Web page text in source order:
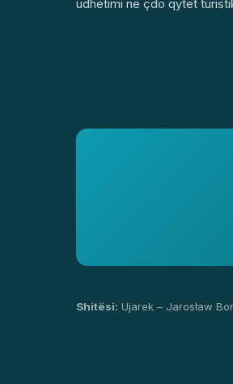
udhëtimi në çdo qytet
Shitësi: Ujarek – Jarosław